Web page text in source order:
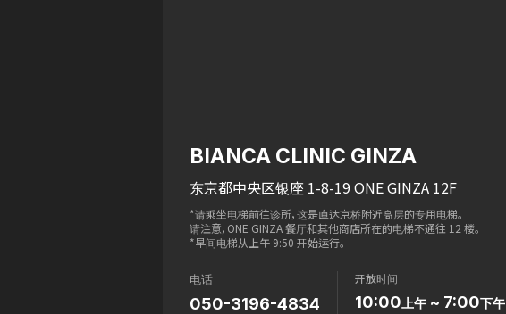
BIANCA CLINIC GINZA
东京都中央区银座 1-8-19 ONE GINZA 12F
*请乘坐电梯前往诊所，这是直达京桥附近高层的专用电梯。
请注意，ONE GINZA 餐厅和其他商店所在的电梯不通往 12 楼。
*早间电梯从上午 9:50 开始运行。
电话
050-3196-4834
开放时间
10:00 上午 ~ 7:00下午